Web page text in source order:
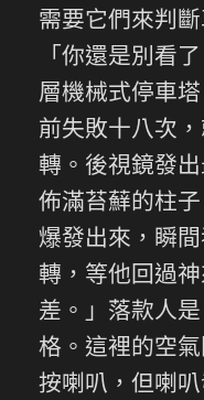
需要它們來判
「你還是別看
層機械式停車
前失敗十八次
轉。後視鏡發
佈滿苔蘚的柱
爆發出來，瞬
轉，等他回過
差。」落款人
格。這裡的空
按喇叭，但喇